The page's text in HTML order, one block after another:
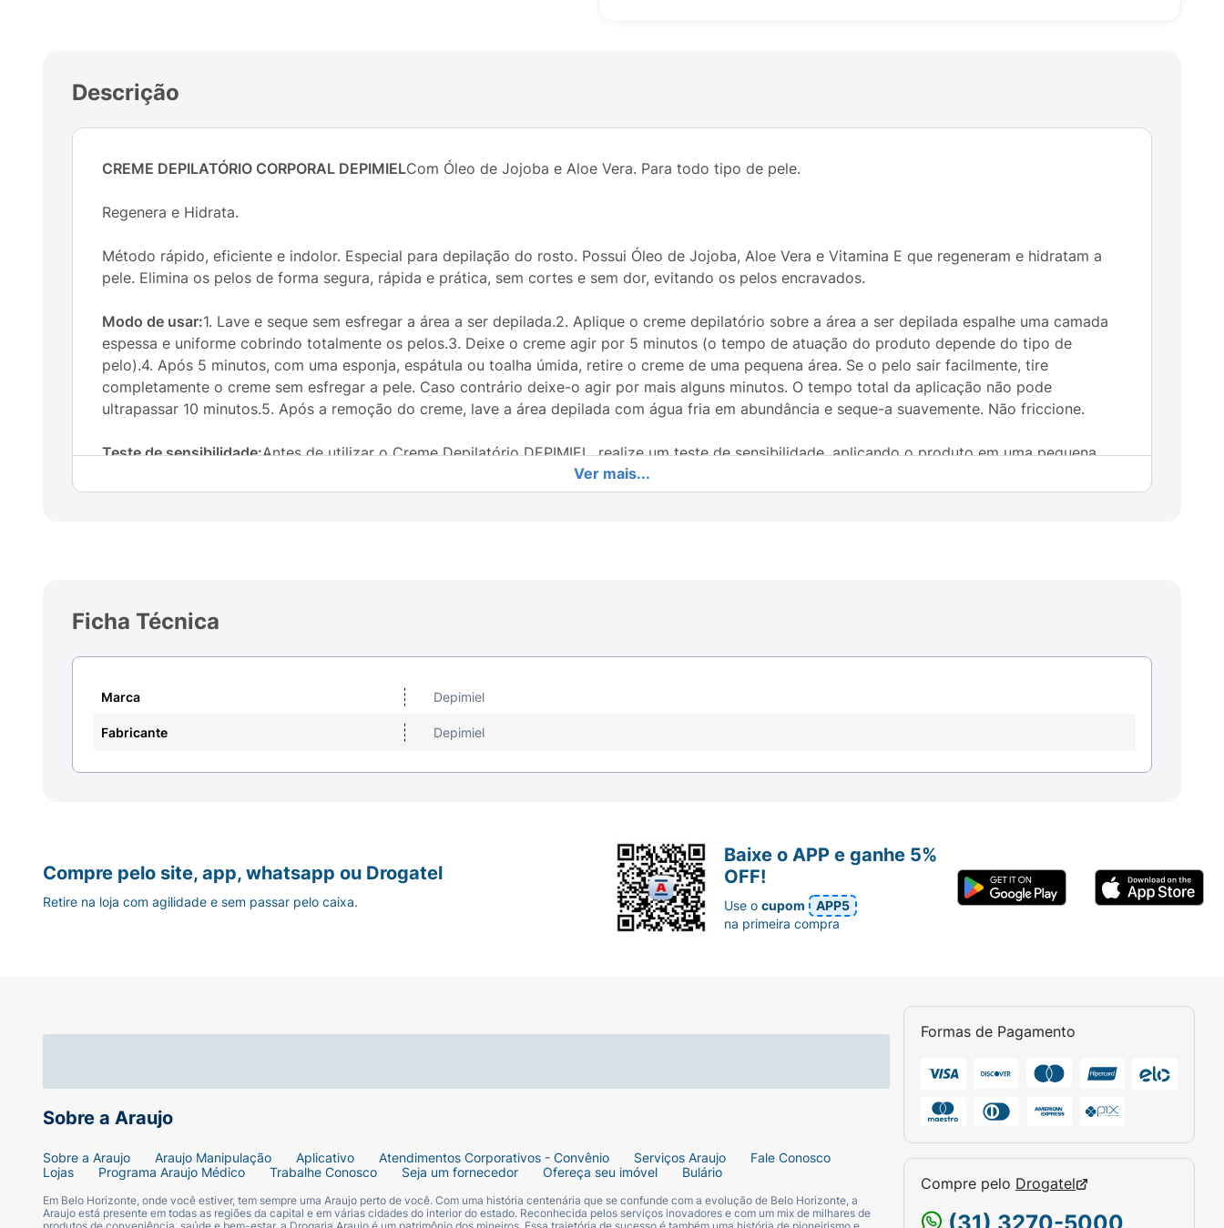
Descrição
CREME DEPILATÓRIO CORPORAL DEPIMIELCom Óleo de Jojoba e Aloe Vera. Para todo tipo de pele.
Regenera e Hidrata.
Método rápido, eficiente e indolor. Especial para depilação do rosto. Possui Óleo de Jojoba, Aloe Vera e Vitamina E que regeneram e hidratam a
pele. Elimina os pelos de forma segura, rápida e prática, sem cortes e sem dor, evitando os pelos encravados.
Modo de usar:1. Lave e seque sem esfregar a área a ser depilada.2. Aplique o creme depilatório sobre a área a ser depilada espalhe uma camada
espessa e uniforme cobrindo totalmente os pelos.3. Deixe o creme agir por 5 minutos (o tempo de atuação do produto depende do tipo de
pelo).4. Após 5 minutos, com uma esponja, espátula ou toalha úmida, retire o creme de uma pequena área. Se o pelo sair facilmente, tire
completamente o creme sem esfregar a pele. Caso contrário deixe-o agir por mais alguns minutos. O tempo total da aplicação não pode
ultrapassar 10 minutos.5. Após a remoção do creme, lave a área depilada com água fria em abundância e seque-a suavemente. Não friccione.
Teste de sensibilidade:Antes de utilizar o Creme Depilatório DEPIMIEL, realize um teste de sensibilidade, aplicando o produto em uma pequena
área interna do antebraço conforme instruções da embalagem. Deixe agir por 10 min. Lave e seque o local. NÃO FRICCIONE. Se após 24h não
ocorrer reação alérgica (irritação, ardência ou coceira na pele), proceda à depilação completa.
Ver mais...
Ficha Técnica
Marca Depimiel
Fabricante Depimiel
Sobre a Araujo
Sobre a Araujo Araujo Manipulação Aplicativo Atendimentos Corporativos - Convênio Serviços Araujo
Fale Conosco
Lojas
Programa Araujo Médico Trabalhe Conosco Seja um fornecedor Ofereça seu imóvel Bulário
Em Belo Horizonte, onde você estiver, tem sempre uma Araujo perto de você. Com uma história centenária que se confunde com a evolução de Belo Horizonte, a
Araujo está presente em todas as regiões da capital e em várias cidades do interior do estado. Reconhecida pelos serviços inovadores e com um mix de milhares de
Formas de Pagamento
Compre pelo Drogatel
Compre pelo site, app, whatsapp ou Drogatel
Retire na loja com agilidade e sem passar pelo caixa.
Baixe o APP e ganhe 5%
OFF!
Use ocupom
APP5
na primeira compra